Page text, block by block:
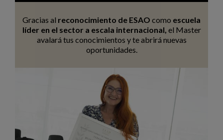
Gracias al reconocimiento de ESAO como escuela
líder en el sector a escala internacional, el Master
avalará tus conocimientos y te abrirá nuevas
oportunidades.